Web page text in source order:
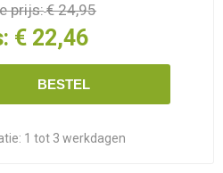
prijs:€ 24,95
€ 22,46
BESTEL
1 tot 3 werkdagen